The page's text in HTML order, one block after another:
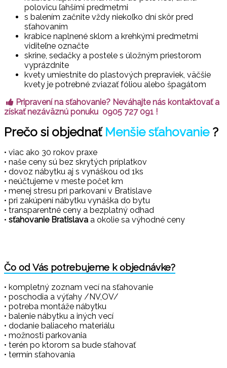
polovicu ľahšími predmetmi
s balením začnite vždy niekoľko dní skôr pred
sťahovaním
krabice naplnené sklom a krehkými predmetmi
viditeľne označte
skrine, sedačky a postele s úložným priestorom
vyprázdnite
kvety umiestnite do plastových prepraviek, väčšie
kvety je potrebné zviazať fóliou alebo špagátom
Pripravení na sťahovanie? Neváhajte nás kontaktovať a
získať nezáväznú ponuku 0905 727 091 !
Prečo si objednať Menšie sťahovanie ?
• viac ako 30 rokov praxe
• naše ceny sú bez skrytých príplatkov
• dovoz nábytku aj s vynáškou od 1ks
• neúčtujeme v meste počet km
• menej stresu pri parkovaní v Bratislave
• pri zakúpení nábytku vynáška do bytu
• transparentné ceny a bezplatný odhad
• sťahovanie Bratislava a okolie sa výhodné ceny
Čo od Vás potrebujeme k objednávke?
• kompletný zoznam vecí na sťahovanie
• poschodia a výťahy /NV,OV/
• potreba montáže nábytku
• balenie nábytku a iných vecí
• dodanie baliaceho materiálu
• možnosti parkovania
• terén po ktorom sa bude sťahovať
• termín sťahovania